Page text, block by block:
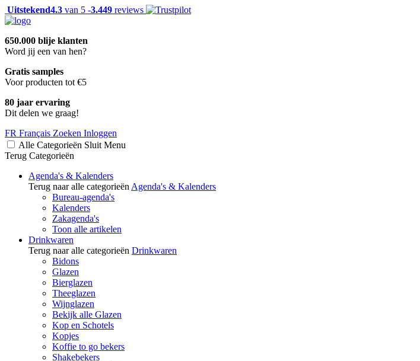
Uitstekend4.3 van 5 -3.449 reviews
650.000 blije klanten
Word jij een van hen?
Gratis samples
Voor producten tot €5
80 jaar ervaring
Dit delen we graag!
FR Français Zoeken Inloggen
Alle Categorieën Sluit Menu
Terug Categorieën
Agenda's & Kalenders
Terug naar alle categorieën Agenda's & Kalenders
Bureau-agenda's
Kalenders
Zakagenda's
Toon alle artikelen
Drinkwaren
Terug naar alle categorieën Drinkwaren
Bidons
Glazen
Bierglazen
Theeglazen
Wijnglazen
Bekijk alle Glazen
Kop en Schotels
Kopjes
Koffie to go bekers
Shakebekers